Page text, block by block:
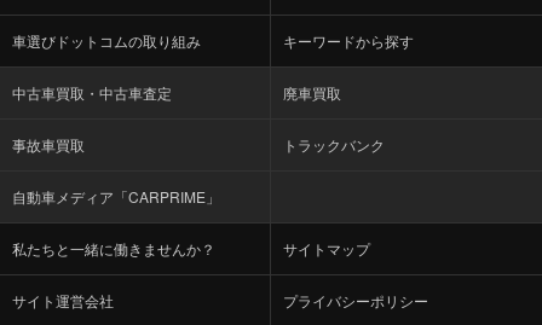
車選びドットコムの取り組み キーワードから探す
中古車買取・中古車査定 廃車買取
事故車買取 トラックバンク
自動車メディア「CARPRIME」
私たちと一緒に働きませんか？ サイトマップ
サイト運営会社 プライバシーポリシー